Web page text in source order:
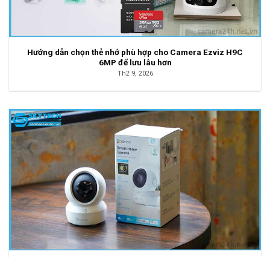
Hướng dẫn chọn thẻ nhớ phù hợp cho Camera Ezviz H9C
6MP để lưu lâu hơn
Th2 9, 2026